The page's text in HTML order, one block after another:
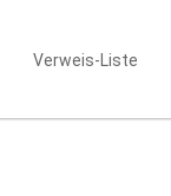
Verweis-Liste